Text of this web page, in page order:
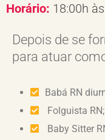
Horário: 18:00h
Depois de se
para atuar
Babá RN
Folguista RN;
Baby Sitter